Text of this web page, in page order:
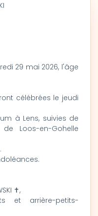
29 mai 2026, l'âge
célébrées le jeudi
à Lens, suivies de
Loos-en-Gohelle
✝,
et arrière-petits-